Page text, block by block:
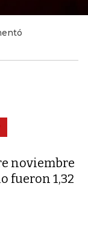
noviembre
fueron 1,32